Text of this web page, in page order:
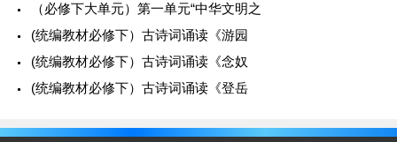
（必修下大单元）第一单元“中华文明之
(统编教材必修下）古诗词诵读《游园
(统编教材必修下）古诗词诵读《念奴
(统编教材必修下）古诗词诵读《登岳